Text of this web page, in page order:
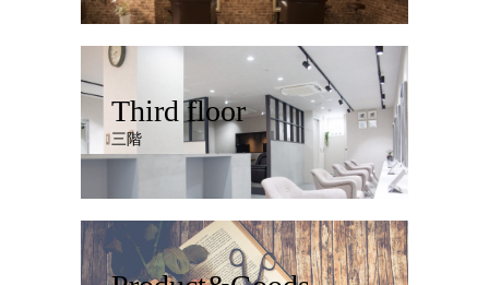
Third floor
三階